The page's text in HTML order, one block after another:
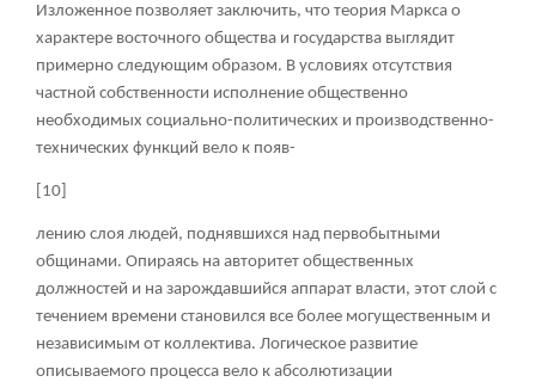
Изложенное позволяет заключить, что теория Маркса о
характере восточного общества и государства выглядит
примерно следующим образом. В условиях отсутствия
частной собственности исполнение общественно
необходимых социально-политических и производственно-
технических функций вело к появ-
[10]
лению слоя людей, поднявшихся над первобытными
общинами. Опираясь на авторитет общественных
должностей и на зарождавшийся аппарат власти, этот слой с
течением времени становился все более могущественным и
независимым от коллектива. Логическое развитие
описываемого процесса вело к абсолютизации